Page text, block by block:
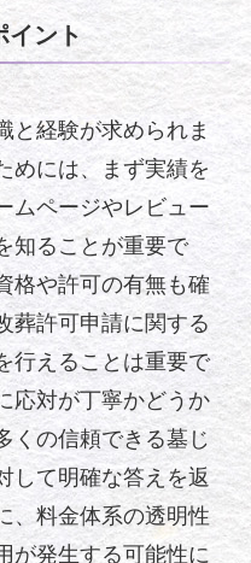
イント
と経験が求められま
めには、まず実績を
ムページやレビュー
知ることが重要で
格や許可の有無も確
葬許可申請に関する
行えることは重要で
応対が丁寧かどうか
くの信頼できる墓じ
して明確な答えを返
、料金体系の透明性
が発生する可能性に